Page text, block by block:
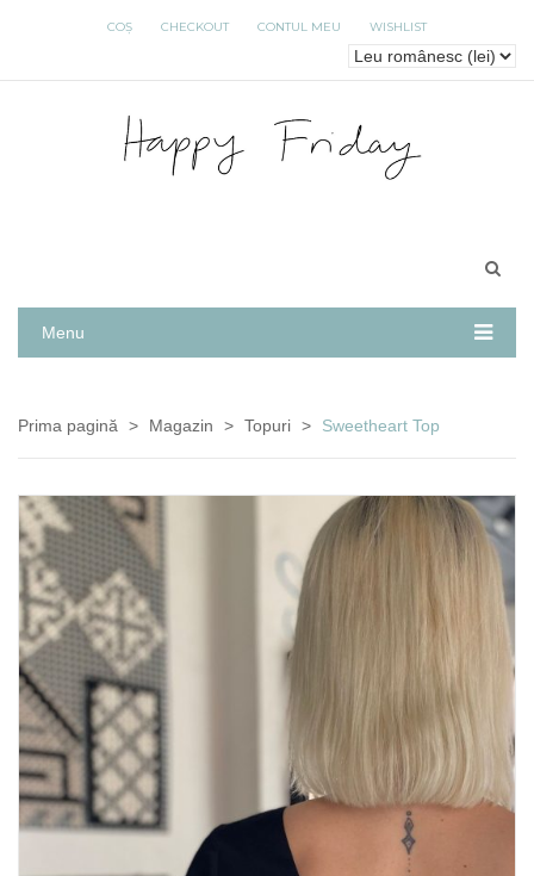
COȘ CHECKOUT CONTUL MEU WISHLIST
Menu
Prima pagină > Magazin > Topuri > Sweetheart Top